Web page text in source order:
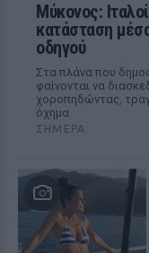
Μύκονος:
κατάσταση
οδηγού
Στα πλάνα που
φαίνονται να
χοροπηδώντας,
όχημα
ΣΉΜΕΡΑ